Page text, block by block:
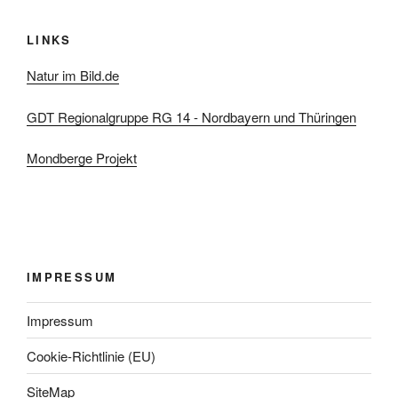
LINKS
Natur im Bild.de
GDT Regionalgruppe RG 14 - Nordbayern und Thüringen
Mondberge Projekt
IMPRESSUM
Impressum
Cookie-Richtlinie (EU)
SiteMap